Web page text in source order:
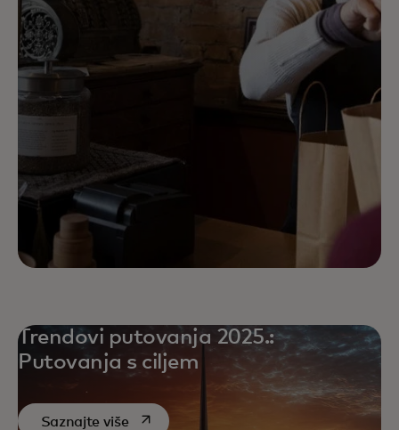
Trendovi putovanja 2025.:
Putovanja s ciljem
Saznajte višeopens in a new tab